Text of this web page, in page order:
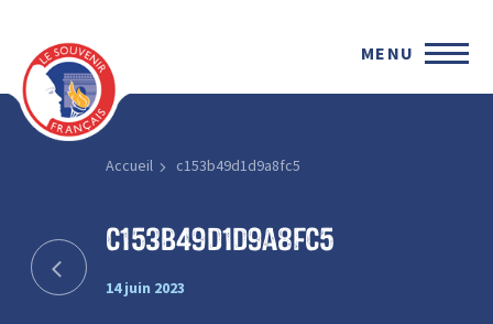
MENU
Accueil c153b49d1d9a8fc5
c153b49d1d9a8fc5
14 juin 2023